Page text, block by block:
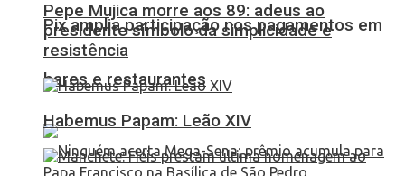
Pix amplia participação nos pagamentos em
bares e restaurantes
Pepe Mujica morre aos 89: adeus ao
presidente símbolo da simplicidade e
resistência
Habemus Papam: Leão XIV